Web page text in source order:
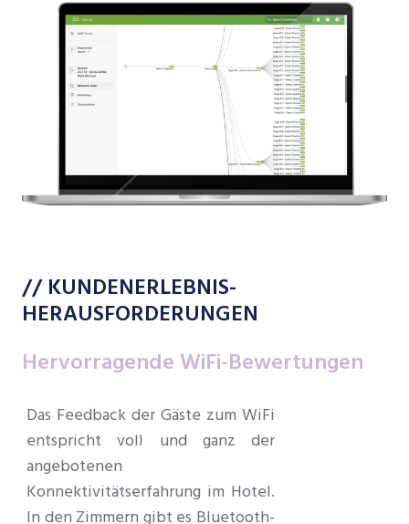
// KUNDENERLEBNIS-
HERAUSFORDERUNGEN
Hervorragende WiFi-Bewertungen
Das Feedback der Gäste zum WiFi
entspricht voll und ganz der
angebotenen
Konnektivitätserfahrung im Hotel.
In den Zimmern gibt es Bluetooth-